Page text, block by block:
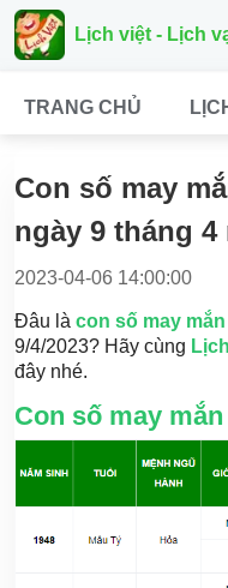
Lịch việt - Lịch
TRANG CHỦ
Con số may
ngày 9 tháng 4
2023-04-06 14:00:00
Đâu là con số may mắn
9/4/2023? Hãy cùng
đây nhé.
Con số may